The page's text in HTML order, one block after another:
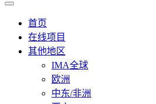
首页
在线项目
其他地区
IMA全球
欧洲
中东/非洲